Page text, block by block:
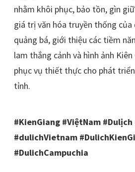
nhằm khôi phục, bảo tồn, gìn
giá trị văn hóa truyền thống của
quảng bá, giới thiệu các tiềm
lam thắng cảnh và hình ảnh
phục vụ thiết thực cho phát
tỉnh.
#KienGiang #ViệtNam
#dulichVietnam
#DulichCampuchia